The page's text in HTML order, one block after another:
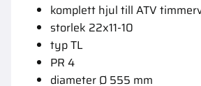
komplett hjul till ATV
storlek 22x11-10
typ TL
PR 4
diameter Ø 555 mm